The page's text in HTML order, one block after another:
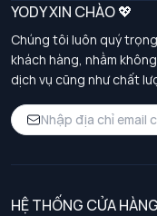
YODY XIN CHÀO 💖
Chúng tôi luôn quý
khách hàng, nhằm
dịch vụ cũng như chất
HỆ THỐNG CỬA HÀNG